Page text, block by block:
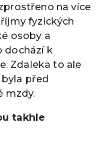
na více
fyzických
osoby a
dochází k
Zdaleka to ale
před
mzdy.
takhle